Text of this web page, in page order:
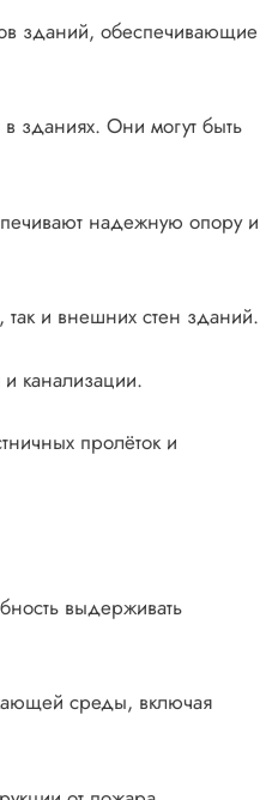
зданий, обеспечивающие
зданиях. Они могут быть
надежную опору и
и внешних стен зданий.
канализации.
пролёток и
выдерживать
среды, включая